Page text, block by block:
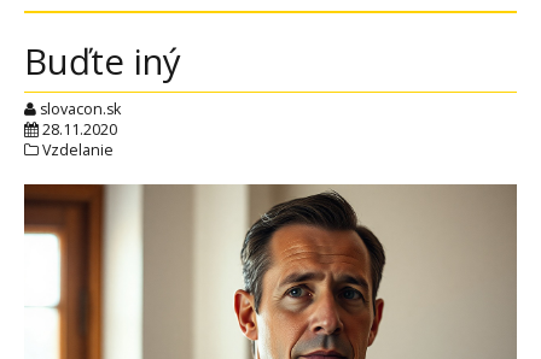
Buďte iný
slovacon.sk
28.11.2020
Vzdelanie